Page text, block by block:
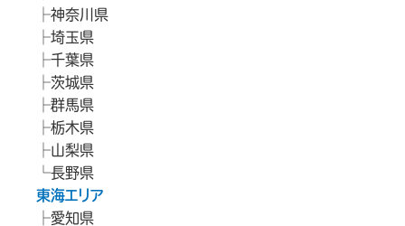
神奈川県
埼玉県
千葉県
茨城県
群馬県
栃木県
山梨県
長野県
東海エリア
愛知県